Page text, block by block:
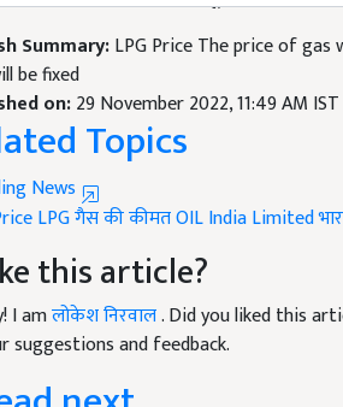
Summary:LPG Price The price of
be fixed
on:29 November 2022, 11:49 AM IST
Topics
News
LPG गैस की कीमत
this article?
I amलोकेश निरवाल. Did you liked this
suggestions and feedback.
next